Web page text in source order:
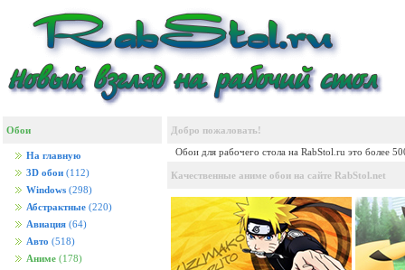
Обои
На главную
3D обои (112)
Windows (298)
Абстрактные (220)
Авиация (64)
Авто (518)
Аниме (178)
Добро пожаловать!
Обои для рабочего стола на RabStol.ru это более
Качественные аниме обои на сайте RabStol.net